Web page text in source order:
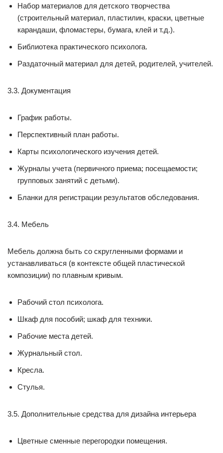
Набор материалов для детского творчества
(строительный материал, пластилин, краски, цветные
карандаши, фломастеры, бумага, клей и т.д.).
Библиотека практического психолога.
Раздаточный материал для детей, родителей, учителей.
3.3. Документация
График работы.
Перспективный план работы.
Карты психологического изучения детей.
Журналы учета (первичного приема; посещаемости;
групповых занятий с детьми).
Бланки для регистрации результатов обследования.
3.4. Мебель
Мебель должна быть со скругленными формами и
устанавливаться (в контексте общей пластической
композиции) по плавным кривым.
Рабочий стол психолога.
Шкаф для пособий; шкаф для техники.
Рабочие места детей.
Журнальный стол.
Кресла.
Стулья.
3.5. Дополнительные средства для дизайна интерьера
Цветные сменные перегородки помещения.